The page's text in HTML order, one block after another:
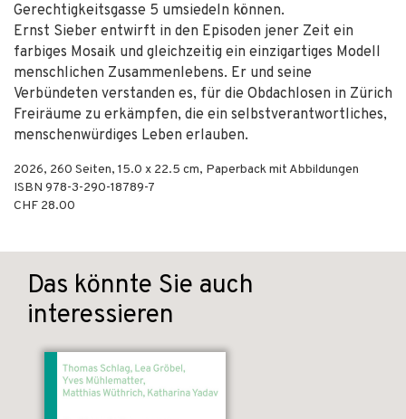
Gerechtigkeitsgasse 5 umsiedeln können.
Ernst Sieber entwirft in den Episoden jener Zeit ein
farbiges Mosaik und gleichzeitig ein einzigartiges Modell
menschlichen Zusammenlebens. Er und seine
Verbündeten verstanden es, für die Obdachlosen in Zürich
Freiräume zu erkämpfen, die ein selbstverantwortliches,
menschenwürdiges Leben erlauben.
2026, 260 Seiten, 15.0 x 22.5 cm, Paperback mit Abbildungen
ISBN 978-3-290-18789-7
CHF 28.00
Das könnte Sie auch
interessieren